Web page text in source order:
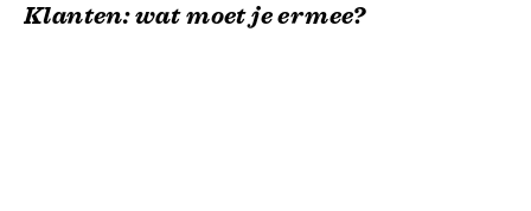
Klanten: wat moet je ermee?